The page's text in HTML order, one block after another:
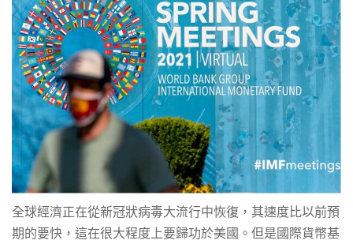
全球經濟正在從新冠狀病毒大流行中恢復，其速度比以前預
期的要快，這在很大程度上要歸功於美國。但是國際貨幣基